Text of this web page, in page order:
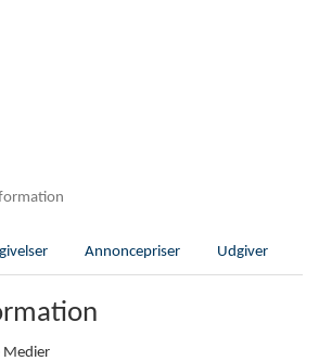
Annoncepriser Udgiver
Medier